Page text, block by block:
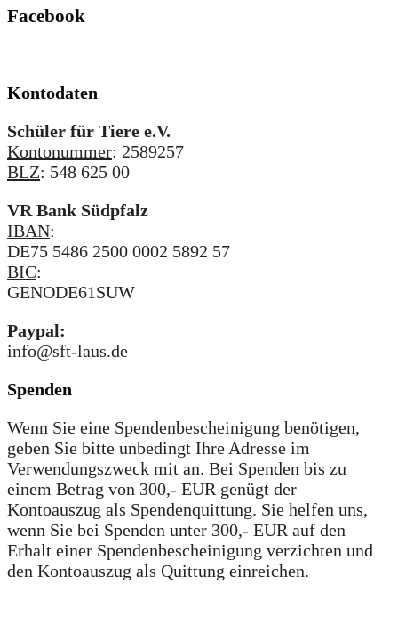
Facebook
Kontodaten
Schüler für Tiere e.V.
Kontonummer: 2589257
BLZ: 548 625 00
VR Bank Südpfalz
IBAN:
DE75 5486 2500 0002 5892 57
BIC:
GENODE61SUW
Paypal:
info@sft-laus.de
Spenden
Wenn Sie eine Spendenbescheinigung benötigen,
geben Sie bitte unbedingt Ihre Adresse im
Verwendungszweck mit an. Bei Spenden bis zu
einem Betrag von 300,- EUR genügt der
Kontoauszug als Spendenquittung. Sie helfen uns,
wenn Sie bei Spenden unter 300,- EUR auf den
Erhalt einer Spendenbescheinigung verzichten und
den Kontoauszug als Quittung einreichen.